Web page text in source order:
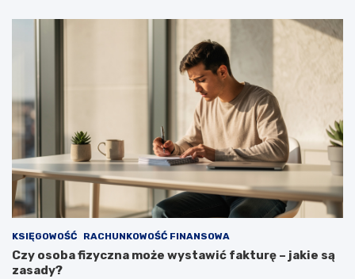
KSIĘGOWOŚĆ RACHUNKOWOŚĆ FINANSOWA
Czy osoba fizyczna może wystawić fakturę – jakie są
zasady?